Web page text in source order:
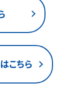
こちら